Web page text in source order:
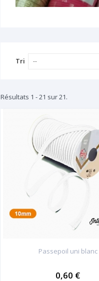
Tri --
Résultats 1 - 21 sur 21.
Passepoil uni blanc
0,60 €